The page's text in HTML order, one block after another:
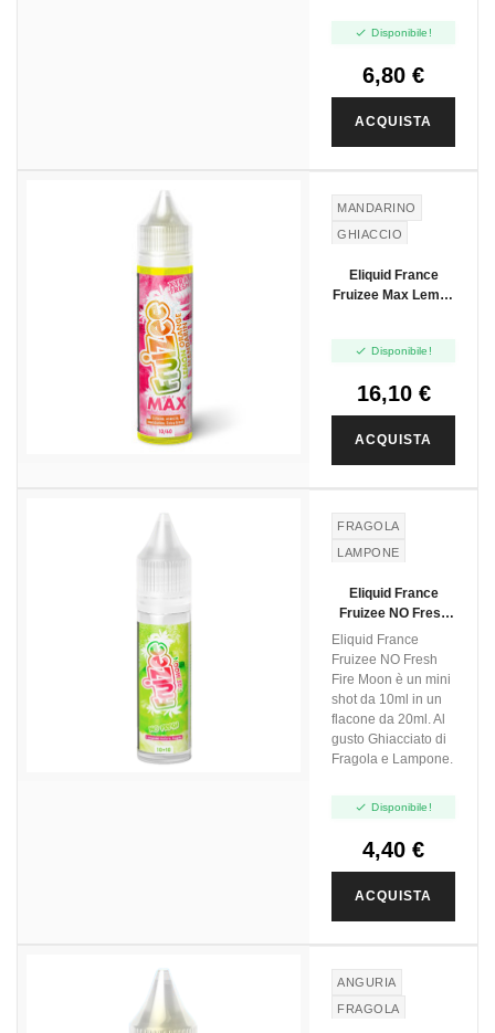
 Disponibile!
6,80 €
ACQUISTA
MANDARINO
GHIACCIO
LIMONE
Eliquid France
Fruizee Max Lemon
 Disponibile!
16,10 €
ACQUISTA
FRAGOLA
LAMPONE
Eliquid France
Fruizee NO Fresh
Fire Moon - Mini
Shot 10+10
Eliquid France
Fruizee NO Fresh
Fire Moon è un mini
shot da 10ml in un
flacone da 20ml. Al
gusto Ghiacciato di
Fragola e Lampone.
 Disponibile!
4,40 €
ACQUISTA
ANGURIA
FRAGOLA